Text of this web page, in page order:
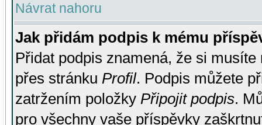
Návrat nahoru
Jak přidám podpis k mému
Přidat podpis znamená, že si
přes stránku Profil. Podpis můžete
zatržením položky Připojit podpis.
pro všechny vaše příspěvky